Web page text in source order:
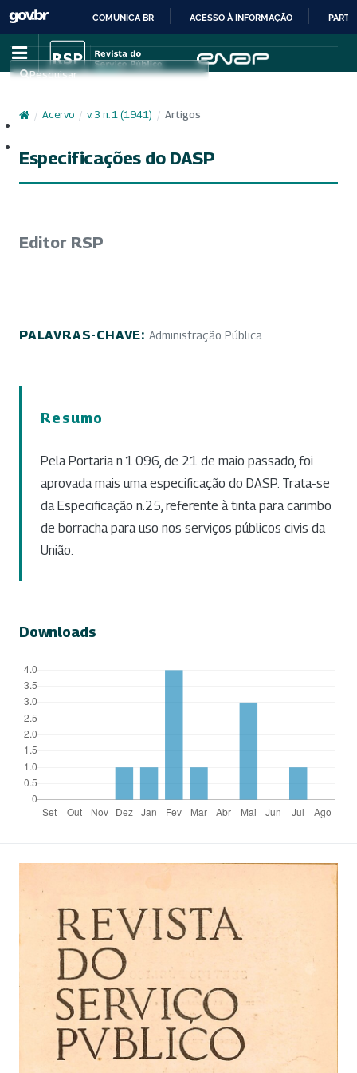
IR
PARA
CONTEÚDO
COMUNICA BR ACESSO À INFORMAÇÃO
Pesquisar
/ Acervo / v. 3 n. 1 (1941) / Artigos
Especificações do DASP
Editor RSP
PALAVRAS-CHAVE: Administração Pública
Resumo
Pela Portaria n.1.096, de 21 de maio passado, foi
aprovada mais uma especificação do DASP. Trata-se
da Especificação n.25, referente à tinta para carimbo
de borracha para uso nos serviços públicos civis da
União.
Downloads